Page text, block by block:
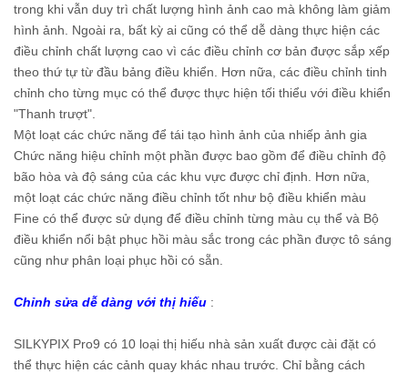
trong khi vẫn duy trì chất lượng hình ảnh cao mà không làm giảm
hình ảnh. Ngoài ra, bất kỳ ai cũng có thể dễ dàng thực hiện các
điều chỉnh chất lượng cao vì các điều chỉnh cơ bản được sắp xếp
theo thứ tự từ đầu bảng điều khiển. Hơn nữa, các điều chỉnh tinh
chỉnh cho từng mục có thể được thực hiện tối thiểu với điều khiển
"Thanh trượt".
Một loạt các chức năng để tái tạo hình ảnh của nhiếp ảnh gia
Chức năng hiệu chỉnh một phần được bao gồm để điều chỉnh độ
bão hòa và độ sáng của các khu vực được chỉ định. Hơn nữa,
một loạt các chức năng điều chỉnh tốt như bộ điều khiển màu
Fine có thể được sử dụng để điều chỉnh từng màu cụ thể và Bộ
điều khiển nổi bật phục hồi màu sắc trong các phần được tô sáng
cũng như phân loại phục hồi có sẵn.
Chỉnh sửa dễ dàng với thị hiếu :
SILKYPIX Pro9 có 10 loại thị hiếu nhà sản xuất được cài đặt có
thể thực hiện các cảnh quay khác nhau trước. Chỉ bằng cách